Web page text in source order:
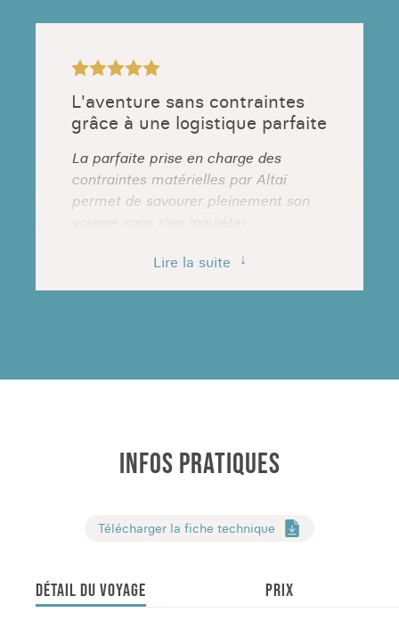
L'aventure sans contraintes
grâce à une logistique parfaite
La parfaite prise en charge des
contraintes matérielles par Altaï
permet de savourer pleinement son
Dominique - Hohrod
Lire la suite
INFOS PRATIQUES
Télécharger la fiche technique
DÉTAIL DU VOYAGE PRIX